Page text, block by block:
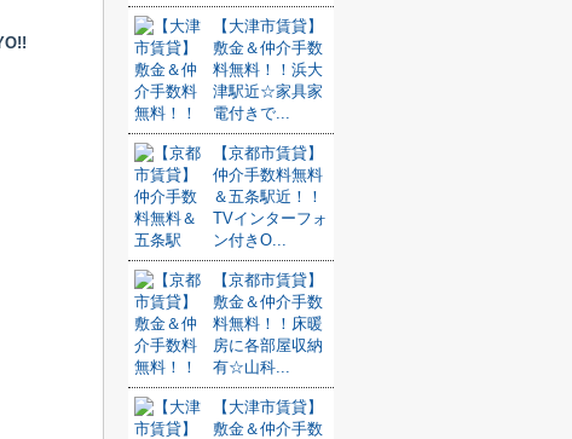
【大津市賃貸】
敷金＆仲介手数
料無料！！浜大
津駅近☆家具家
電付きで...
【京都市賃貸】
仲介手数料無料
＆五条駅近！！
TVインターフォ
ン付きO...
【京都市賃貸】
敷金＆仲介手数
料無料！！床暖
房に各部屋収納
有☆山科...
【大津市賃貸】
敷金＆仲介手数